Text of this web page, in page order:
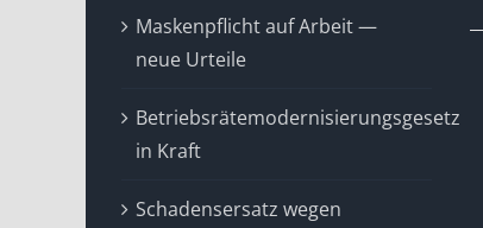
Maskenpflicht auf Arbeit —
neue Urteile
Betriebsrätemodernisierungsgesetz
in Kraft
Schadensersatz wegen